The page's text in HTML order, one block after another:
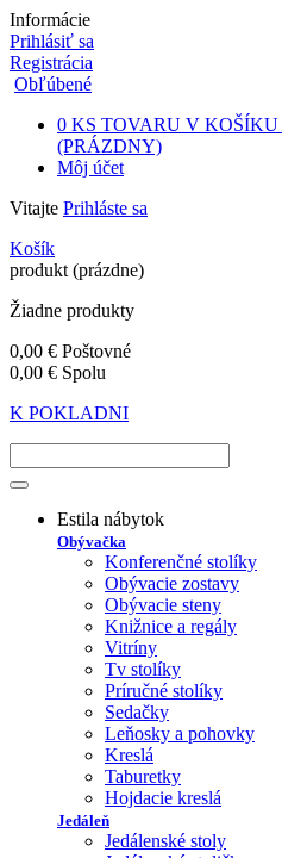
Informácie
Prihlásiť sa
Registrácia
Obľúbené
0 KS TOVARU V KOŠÍKU
(PRÁZDNY)
Môj účet
Vitajte Prihláste sa
Košík
produkt (prázdne)
Žiadne produkty
0,00 € Poštovné
0,00 € Spolu
K POKLADNI
Estila nábytok
Obývačka
Konferenčné stolíky
Obývacie zostavy
Obývacie steny
Knižnice a regály
Vitríny
Tv stolíky
Príručné stolíky
Sedačky
Leňosky a pohovky
Kreslá
Taburetky
Hojdacie kreslá
Jedáleň
Jedálenské stoly